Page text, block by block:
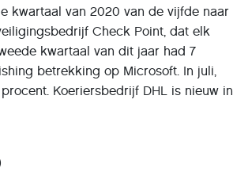
kwartaal van 2020 van de vijfde naar
Check Point, dat elk
kwartaal van dit jaar had 7
betrekking op Microsoft. In juli,
Koeriersbedrijf DHL is nieuw in